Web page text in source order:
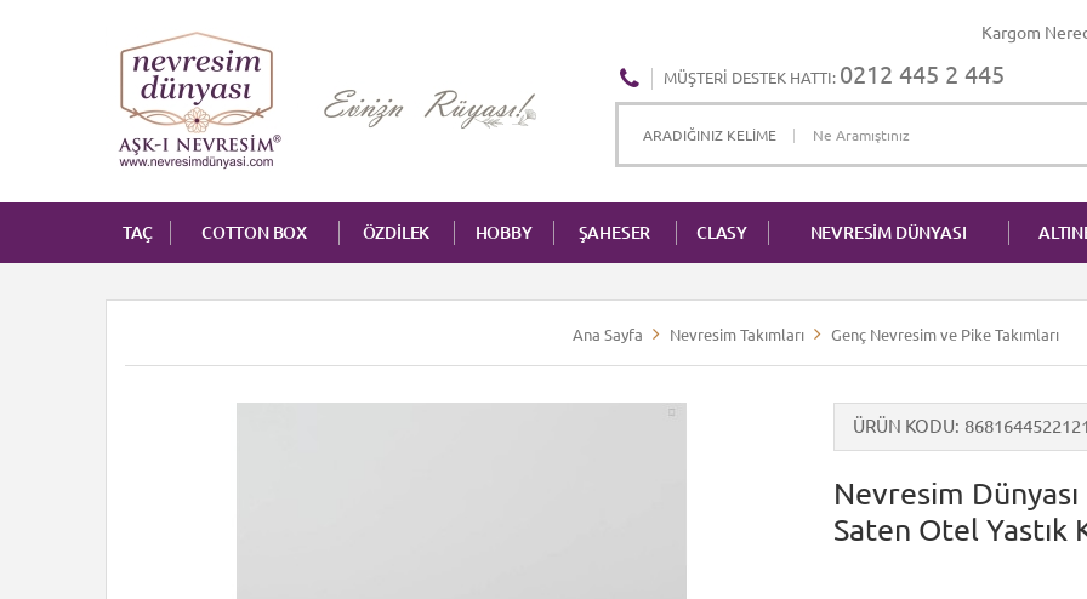
Kargom
MÜŞTERI DESTEK HATTI: 0212 445 2 445
TAÇ COTTON BOX ÖZDİLEK HOBBY ŞAHESER CLASY NEVRESİM DÜNYASI
Ana Sayfa Nevresim Takımları Genç Nevresim ve Pike Takımları
ÜRÜN KODU 8681644522121
Nevresim
Saten Otel Yastık